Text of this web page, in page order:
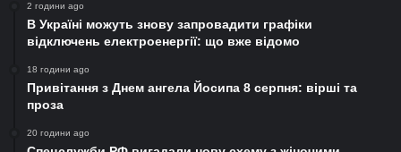
2 години ago
В Україні можуть знову запровадити графіки
відключень електроенергії: що вже відомо
18 години ago
Привітання з Днем ангела Йосипа 8 серпня: вірші та
проза
20 години ago